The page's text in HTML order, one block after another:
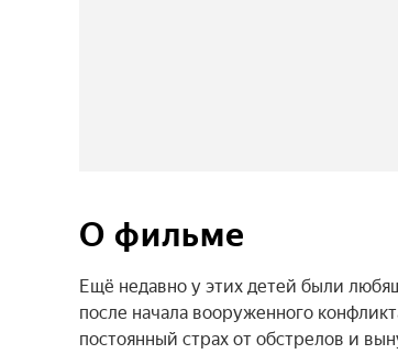
О фильме
Ещё недавно у этих детей были
после начала вооруженного
постоянный страх от обстрелов и